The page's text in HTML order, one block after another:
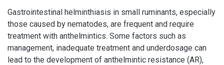
Gastrointestinal helminthiasis in small ruminants, especially
those caused by nematodes, are frequent and require
treatment with anthelmintics. Some factors such as
management, inadequate treatment and underdosage can
lead to the development of anthelmintic resistance (AR),